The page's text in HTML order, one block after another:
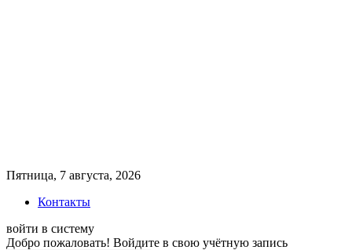
Пятница, 7 августа, 2026
Контакты
войти в систему
Добро пожаловать! Войдите в свою учётную запись